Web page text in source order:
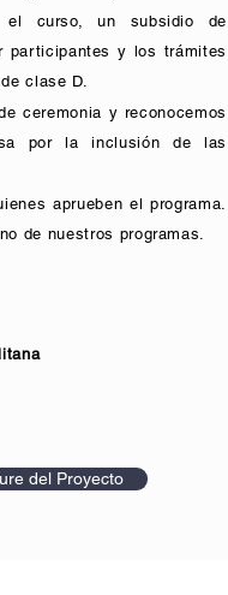
el curso, un subsidio de
participantes y los trámites
clase D.
ceremonia y reconocemos
por la inclusión de las
aprueben el programa.
de nuestros programas.
del Proyecto